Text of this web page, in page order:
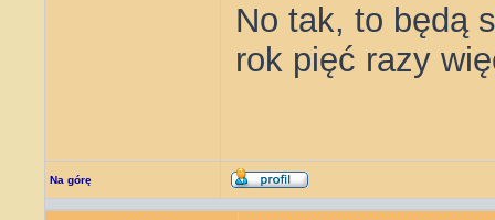
No tak, to będą
rok pięć razy
Na górę